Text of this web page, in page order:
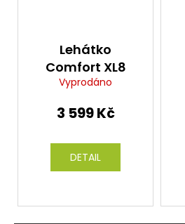
Lehátko
Comfort XL8
Vyprodáno
3 599 Kč
DETAIL